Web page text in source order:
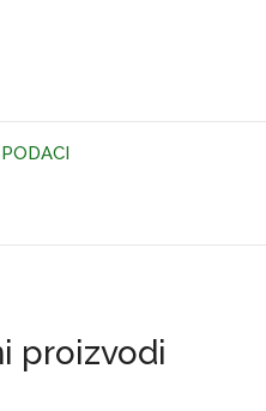
proizvodi